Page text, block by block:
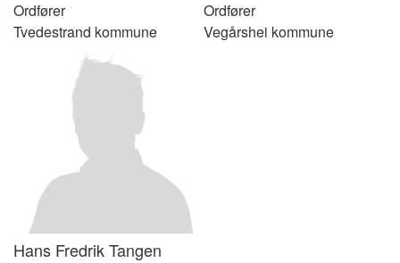
Ordfører
Tvedestrand kommune
Ordfører
Vegårshei kommune
Hans FredrikTangen